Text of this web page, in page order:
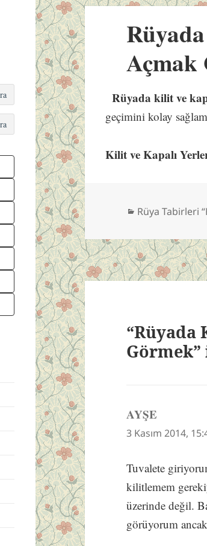
Açmak
Rüyada kilit ve
geçimini kolay
Kilit ve Kapalı
Kategoriler
Rüya Tabirleri
“Rüyada
AYŞE
ki:
3 Kasım 2014,
Tuvalete
kilitlemem
üzerinde değil.
görüyorum